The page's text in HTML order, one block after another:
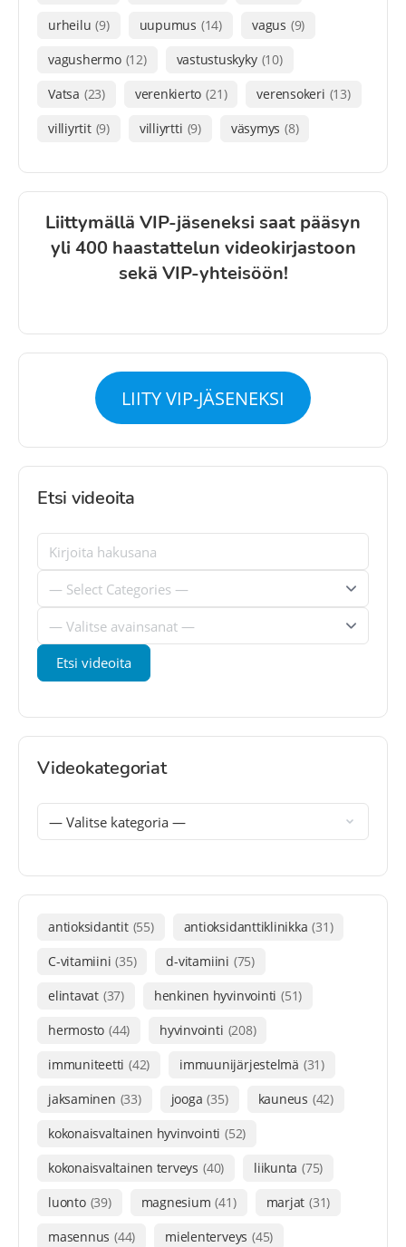
urheilu (9) uupumus (14) vagus (9)
vagushermo (12) vastustuskyky (10)
Vatsa (23) verenkierto (21) verensokeri (13)
villiyrtit (9) villiyrtti (9) väsymys (8)
Liittymällä VIP-jäseneksi saat pääsyn
yli 400 haastattelun videokirjastoon
sekä VIP-yhteisöön!
LIITY VIP-JÄSENEKSI
Etsi videoita
Videokategoriat
antioksidantit (55) antioksidanttiklinikka (31)
C-vitamiini (35) d-vitamiini (75)
elintavat (37) henkinen hyvinvointi (51)
hermosto (44) hyvinvointi (208)
immuniteetti (42) immuunijärjestelmä (31)
jaksaminen (33) jooga (35) kauneus (42)
kokonaisvaltainen hyvinvointi (52)
kokonaisvaltainen terveys (40) liikunta (75)
luonto (39) magnesium (41) marjat (31)
masennus (44) mielenterveys (45)